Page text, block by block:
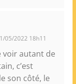
05/2022 18h11
voir autant de
c’est
son côté, le